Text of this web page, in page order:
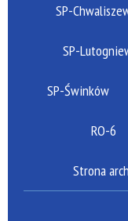
SP-
SP-
SP-Świnków
RO-6
Strona